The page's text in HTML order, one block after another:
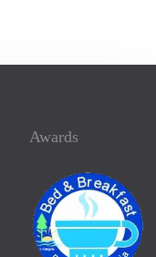
Awards